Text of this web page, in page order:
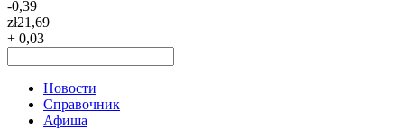
-0,39
zł21,69
+ 0,03
Новости
Справочник
Афиша